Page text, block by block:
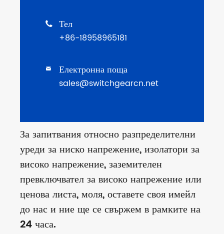
 Тел
+86-18958965181
 Електронна поща
sales@switchgearcn.net
За запитвания относно разпределителни
уреди за ниско напрежение, изолатори за
високо напрежение, заземителен
превключвател за високо напрежение или
ценова листа, моля, оставете своя имейл
до нас и ние ще се свържем в рамките на
24 часа.